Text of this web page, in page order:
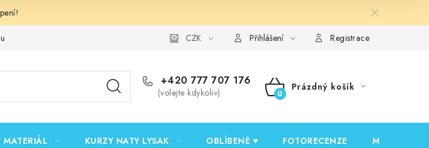
Podmínky ochrany osobních údajů Ověřování recenzí
CZK Přihlášení Registrace
+420 777 707 176
(volejte kdykoliv)
NÁKUPNÍ
Prázdný košík
MATERIÁL KURZY NATY LYSAK OBLÍBENÉ ♥️ FOTORECENZE MOJE